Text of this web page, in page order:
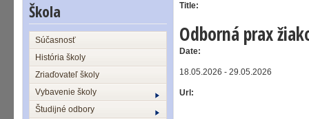
Škola
Súčasnosť
História školy
Zriaďovateľ školy
Vybavenie školy
Študijné odbory
Title:
Odborná prax
Date:
18.05.2026 - 29.05.2026
Url: